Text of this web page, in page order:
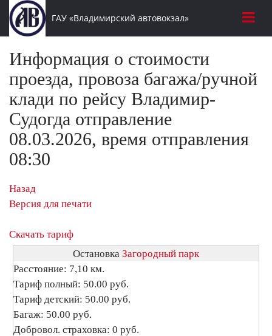
ГАУ «Владимирский автовокзал»
Информация о стоимости
проезда, провоза багажа/ручной
клади по рейсу Владимир-
Судогда отправление
08.03.2026, время отправления
08:30
Назад
Версия для печати
Скачать тариф
Остановка Загородный парк
Расстояние: 7,10 км.
Тариф полный: 50.00 руб.
Тариф детский: 50.00 руб.
Багаж: 50.00 руб.
Добровол. страховка: 0 руб.